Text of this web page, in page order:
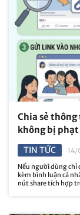
Chia sẻ
không bị
TIN TỨC
14/
Nếu người dùng chỉ
kèm bình luận cá
nút share tích hợp